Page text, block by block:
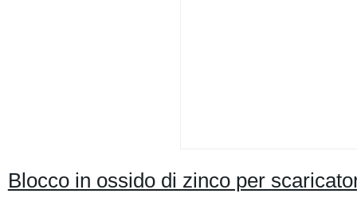
Blocco in ossido di zinco per